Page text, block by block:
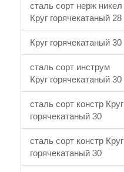
сталь сорт нерж никел
Круг горячекатаный 28
Круг горячекатаный 30
сталь сорт инструм
Круг горячекатаный 30
сталь сорт констр Круг
горячекатаный 30
сталь сорт констр Круг
горячекатаный 30